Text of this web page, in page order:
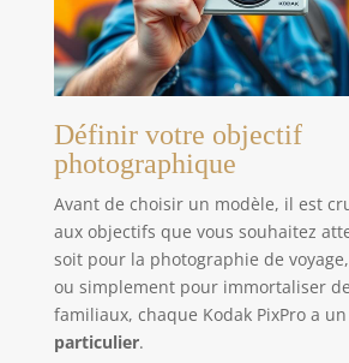
Définir votre objectif
photographique
Avant de choisir un modèle, il est
aux objectifs que vous souhaitez
soit pour la photographie de voyage,
ou simplement pour immortaliser
familiaux, chaque Kodak PixPro a un
particulier.